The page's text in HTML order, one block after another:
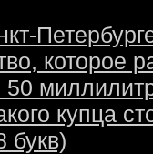
которое
50
купца
букв)